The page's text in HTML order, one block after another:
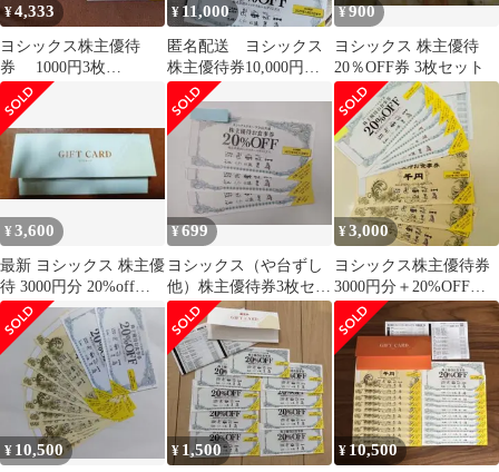
¥4,333
ヨシックス株主優待
券 1000円3枚
20%OFF券10枚
¥11,000
匿名配送 ヨシックス
株主優待券10,000円分
＋20%OFF券10枚
¥900
ヨシックス 株主優待
20％OFF券 3枚セット
¥3,600
最新 ヨシックス 株主優
待 3000円分 20%off券
10枚 即発送
¥699
ヨシックス（や台ずし
他）株主優待券3枚セッ
トan
¥3,000
ヨシックス株主優待券
3000円分＋20%OFF券
や台ずし ニパチ等
¥ 10,500 ¥ 1,500 ¥ 10,500